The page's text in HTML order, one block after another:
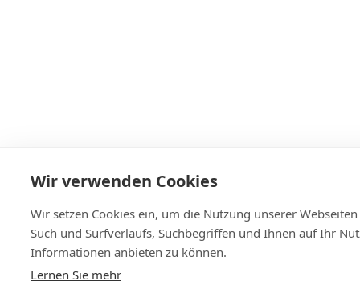
Wir verwenden Cookies
Wir setzen Cookies ein, um die Nutzung unserer
Such und Surfverlaufs, Suchbegriffen und Ihnen auf Ihr
Informationen anbieten zu können.
Lernen Sie mehr